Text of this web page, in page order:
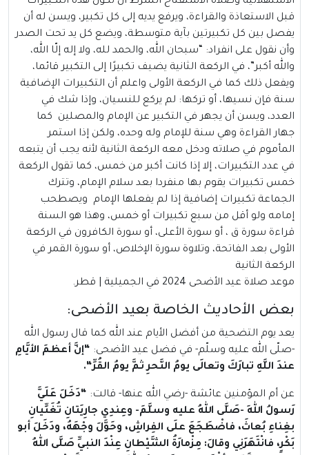
قبل الاستعاذة والقراءة، ويرفع يديه إلى كل تكبير، ويسن له أن
يفصل بين كل تكبيرتين بآية متوسطة، ويضع كل يد تحت الصدر
وأن نقول على انفراد: “سبحان الله، والحمد لله، ولا إله إلّا الله،
والله أكبر”، في الركعة الثانية يضيف تكبيرًا إلى التكبير قائما،
ويفعل ذلك كما في الركعة الأولى واعلم أن التكبيرات الإضافية
سنة فإن نسيها، أو تركها: لم يركع للنسيان، وإذا شك في
العدد، ويسن أن يجهر في التكبير عن الإمام والمصلين كما
جهار القراءة وهي سنة للإمام وله وحده، ولكن إذا استمر
المأموم في صلاته ودخل معه الركعة الثانية لأنه يجب أن يتبعه
في عدد التكبيرات، إلا إذا كانت أكبر من خمس، كما تقول الركعة
خمس تكبيرات يقوم بها منفردا بعد سلام الإمام، وتترك
الجماعة تكبيرات إضافية إذا لم يفعلها الإمام ويصطحب
إمامه ولو أقل من سبع تكبيرات أو خمس، وهذا هو السنة
قراءة سورة ق ، أو سورة الأعلى، أو سورة الكافرون في الركعة
الأولى بعد الفاتحة، وتلاوة سورة الإخلاص، أو سورة القمر في
الركعة الثانية
موعد صلاة عيد الأضحى 2024 في الجميلية | قطر.
بعض الأحاديث الخاصة بعيد الأضحى:
يعد يوم التضحية من أفضل الأيام عند الله كما قال رسول الله
-صلّى الله عليه وسلّم- في فضل عيد الأضحى: “إنَّ أعظمَ الأيَّامِ
عندَ اللَّهِ تبارَكَ وتعالَى يومُ النَّحرِ ثمَّ يومُ القُرِّ“.
عن أم المؤمنين عائشة -رضي الله عنها- قالت: “دَخَلَ عَلَيَّ
رَسولُ اللهِ -صَلَّى اللهُ عليه وسلَّمَ- وعِندِي جارِيَتانِ تُغَنِّيانِ
بغِناءِ بُعاثَ، فاضْطَجَعَ علَى الفِراشِ، وحَوَّلَ وجْهَهُ، ودَخَلَ أبو
بَكْرٍ، فانْتَهَرَنِي وقالَ: مِزْمارَةُ الشَّيْطانِ عِنْدَ النبيِّ صَلَّى اللهُ